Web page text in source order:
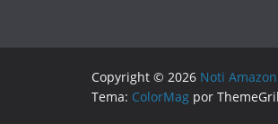
Copyright © 2026 Noti
Tema: ColorMag por